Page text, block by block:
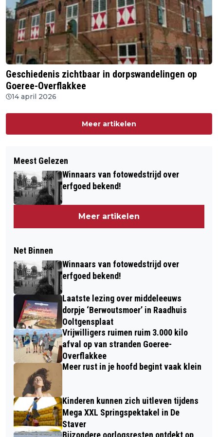
Geschiedenis zichtbaar in dorpswandelingen op
Goeree-Overflakkee
14 april 2026
Meer artikelen
Meest Gelezen
Winnaars van fotowedstrijd over
erfgoed bekend!
Meer artikelen
Net Binnen
Winnaars van fotowedstrijd over
erfgoed bekend!
Laatste lezing over middeleeuws
dorpje ‘Berwoutsmoer’ in Raadhuis
Ooltgensplaat
Vrijwilligers ruimen ruim 3.000 kilo
afval op van stranden Goeree-
Overflakkee
Meer rust in je hoofd begint vaak klein
Kinderen kunnen zich uitleven tijdens
Mega XXL Springspektakel in De
Staver
Bijzondere oorlogsresten ontdekt op